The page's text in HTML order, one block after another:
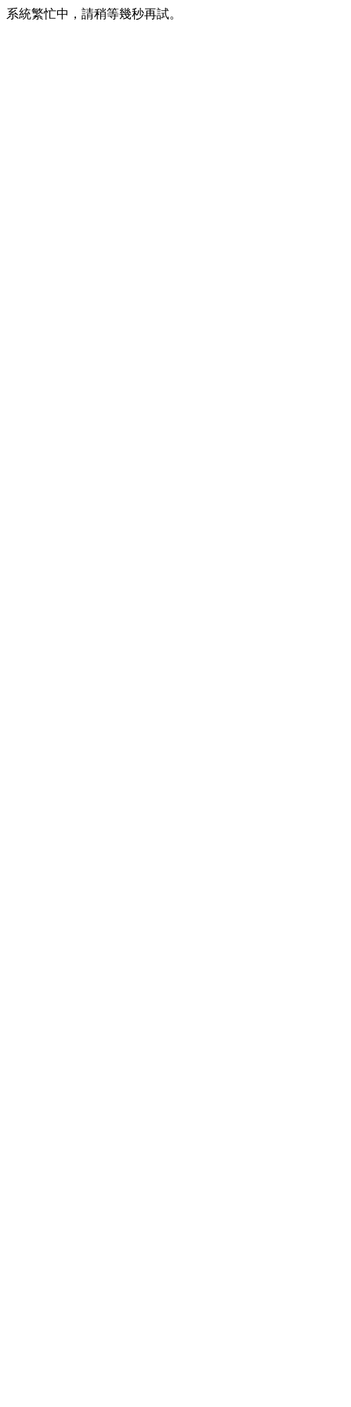
系統繁忙中，請稍等幾秒再試。